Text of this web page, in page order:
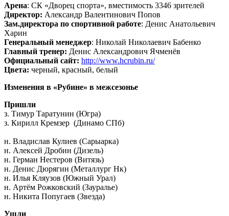
Арена: СК «Дворец спорта», вместимость 3346 зрителей
Директор: Александр Валентинович Попов
Зам.директора по спортивной работе: Денис Анатольевич
Харин
Генеральный менеджер: Николай Николаевич Бабенко
Главный тренер: Денис Александрович Ячменёв
Официальный сайт: http://www.hcrubin.ru/
Цвета: черный, красный, белый
Изменения в «Рубине» в межсезонье
Пришли
з. Тимур Таратунин (Югра)
з. Кирилл Кремзер (Динамо СПб)
н. Владислав Кулиев (Сарыарка)
н. Алексей Дробин (Дизель)
н. Герман Нестеров (Витязь)
н. Денис Дюрягин (Металлург Нк)
н. Илья Кляузов (Южный Урал)
н. Артём Рожковский (Зауралье)
н. Никита Попугаев (Звезда)
Ушли